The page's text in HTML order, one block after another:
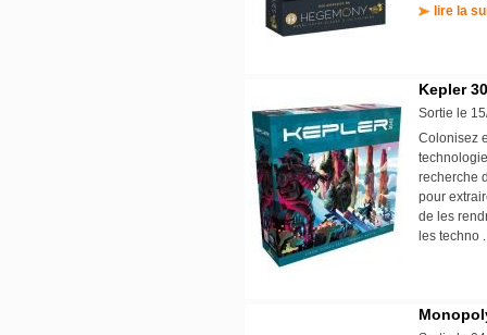
lire la
Kepler
Sortie le
Colonisez
recherche
pour
de les
les